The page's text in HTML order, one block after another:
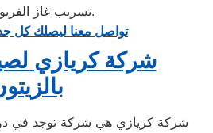
تسريب غاز الفريون أحيانا.
تواصل معنا ليصلك كل
شركة كريازي
شركة كريازي هي شركة توجد في دولة